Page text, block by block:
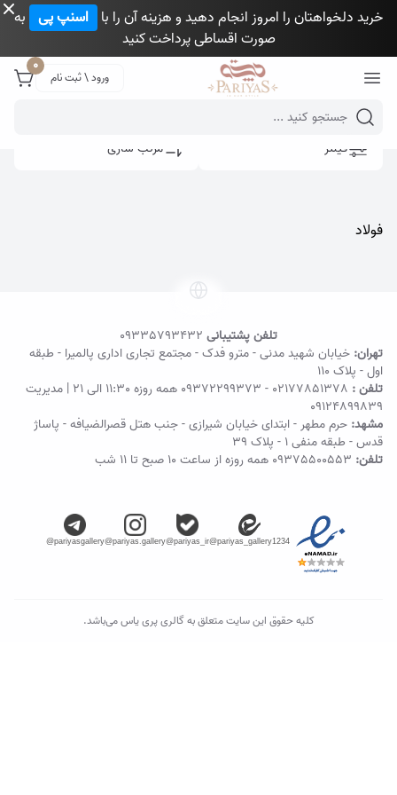
خرید دلخواهتان را امروز انجام دهید و هزینه آن را با اسنپ پی به
صورت اقساطی پرداخت کنید
ورود \ ثبت نام
0
Mobile header search
فیلتر مرتب سازی
فولاد
تلفن پشتیبانی 09335793432
تهران: خیابان شهید مدنی - مترو فدک - مجتمع تجاری اداری پالمیرا - طبقه
اول - پلاک ۱۱۰
تلفن : 02177851378
-
09372299373 همه روزه 11:30 الی 21 | مدیریت
09124899839
مشهد: حرم مطهر - ابتدای خیابان شیرازی - جنب هتل قصرالضیافه - پاساژ
قدس - طبقه منفی ۱ - پلاک 39
تلفن: 09375500553 همه روزه از ساعت ۱۰ صبح تا ۱۱ شب
@pariyas_gallery1234
@pariyas_ir
@pariyas.gallery
@pariyasgallery
کلیه حقوق این سایت متعلق به گالری پری یاس می‌باشد.